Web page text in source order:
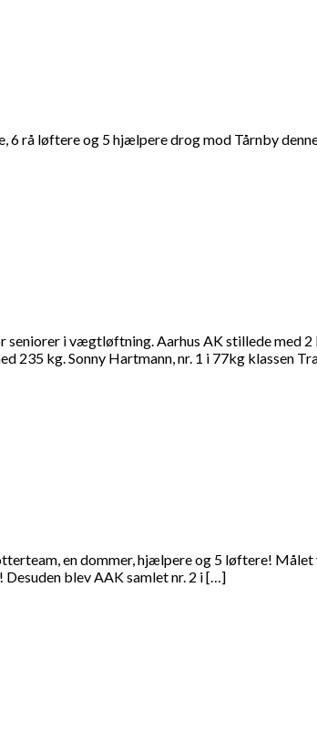
rå løftere og 5 hjælpere drog mod Tårnby
i vægtløftning. Aarhus AK stillede med
235 kg. Sonny Hartmann, nr. 1 i 77kg klassen
en dommer, hjælpere og 5 løftere!
blev AAK samlet nr. 2 i […]